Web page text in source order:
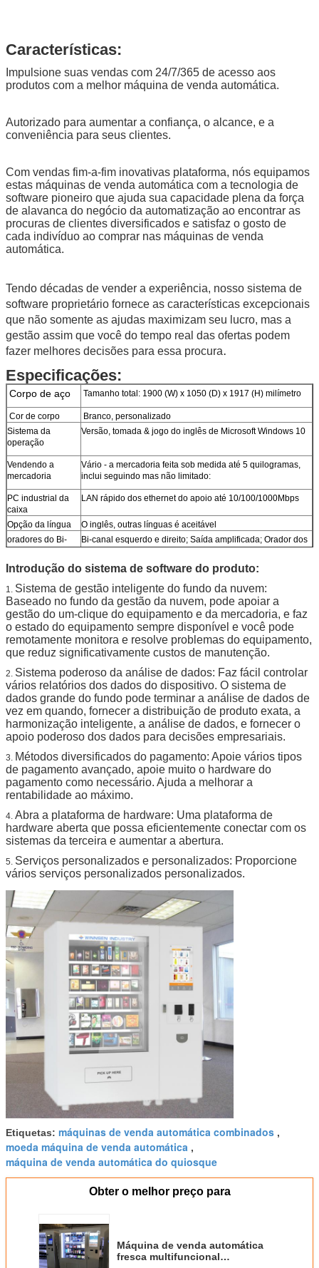
Deixe um recado
Ligaremos para você em breve!
Submeter
Características:
Impulsione suas vendas com 24/7/365 de acesso aos
produtos com a melhor máquina de venda automática.
Autorizado para aumentar a confiança, o alcance, e a
conveniência para seus clientes.
Com vendas fim-a-fim inovativas plataforma, nós equipamos
estas máquinas de venda automática com a tecnologia de
software pioneiro que ajuda sua capacidade plena da força
de alavanca do negócio da automatização ao encontrar as
procuras de clientes diversificados e satisfaz o gosto de
cada indivíduo ao comprar nas máquinas de venda
automática.
Tendo décadas de vender a experiência, nosso sistema de
software proprietário fornece as características excepcionais
que não somente as ajudas maximizam seu lucro, mas a
gestão assim que você do tempo real das ofertas podem
fazer melhores decisões para essa procura.
Especificações:
Corpo de aço Tamanho total: 1900 (W) x 1050 (D) x 1917 (H) milímetro
Cor de corpo
Branco, personalizado
Sistema da
operação
Versão, tomada & jogo do inglês de Microsoft Windows 10
Vendendo a
mercadoria
Vário - a mercadoria feita sob medida até 5 quilogramas,
inclui seguindo mas não limitado:
PC industrial da
caixa
LAN rápido dos ethernet do apoio até 10/100/1000Mbps
Opção da língua
O inglês, outras línguas é aceitável
oradores do Bi-
canal
Bi-canal esquerdo e direito; Saída amplificada; Orador dos
multimédios
Quantidade de
carregamento
do recipiente
5 pcs/20ft, 12 pcs/40ft
Dispense o
mecanismo
A bobina da mola, transporte, cremalheira de
suspensão está disponível, largura do canal e a
quantidade pode ser ajustada livremente
Protocolo do
sistema de
pagamento
MDB
Introdução do sistema de software do produto:
1. Sistema de gestão inteligente do fundo da nuvem:
Baseado no fundo da gestão da nuvem, pode apoiar a
gestão do um-clique do equipamento e da mercadoria, e faz
o estado do equipamento sempre disponível e você pode
remotamente monitora e resolve problemas do equipamento,
que reduz significativamente custos de manutenção.
2. Sistema poderoso da análise de dados: Faz fácil controlar
vários relatórios dos dados do dispositivo. O sistema de
dados grande do fundo pode terminar a análise de dados de
vez em quando, fornecer a distribuição de produto exata, a
harmonização inteligente, a análise de dados, e fornecer o
apoio poderoso dos dados para decisões empresariais.
3. Métodos diversificados do pagamento: Apoie vários tipos
de pagamento avançado, apoie muito o hardware do
pagamento como necessário. Ajuda a melhorar a
rentabilidade ao máximo.
4. Abra a plataforma de hardware: Uma plataforma de
hardware aberta que possa eficientemente conectar com os
sistemas da terceira e aumentar a abertura.
5. Serviços personalizados e personalizados: Proporcione
vários serviços personalizados personalizados.
Etiquetas: máquinas de venda automática combinados ,
moeda máquina de venda automática ,
máquina de venda automática do quiosque
Obter o melhor preço para
Máquina de venda automática
fresca multifuncional